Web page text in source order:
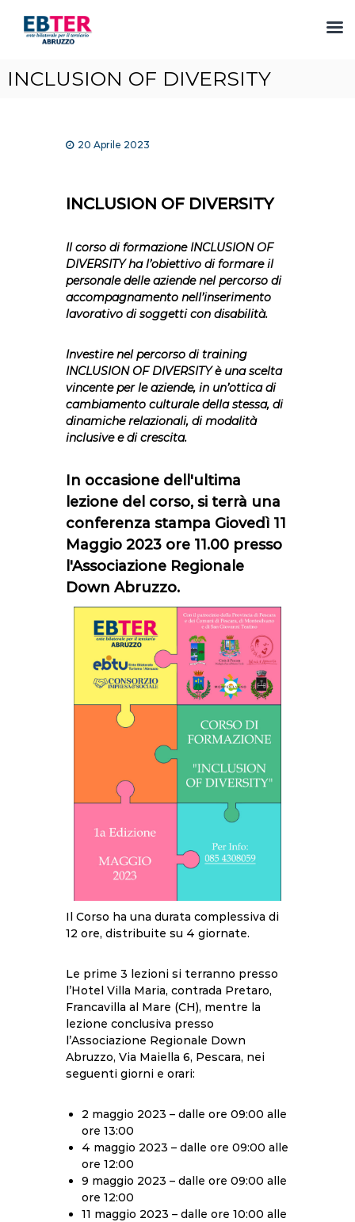
INCLUSION OF DIVERSITY
20 Aprile 2023
INCLUSION OF DIVERSITY
Il corso di formazione INCLUSION OF
DIVERSITYha l’obiettivo di formare il
personale delle aziende nel percorso di
accompagnamento nell’inserimento
lavorativo di soggetti con disabilità.
Investire nel percorso di training
INCLUSION OF DIVERSITY è una scelta
vincente per le aziende, in un’ottica di
cambiamento culturale della stessa, di
dinamiche relazionali, di modalità
inclusive e di crescita.
In occasione dell'ultima
lezione del corso, si terrà una
conferenza stampa Giovedì 11
Maggio 2023 ore 11.00 presso
l'Associazione Regionale
Down Abruzzo.
Il Corso ha una durata complessiva di
12 ore, distribuite su 4 giornate.
Le prime 3 lezioni si terranno presso
l’Hotel Villa Maria, contrada Pretaro,
Francavilla al Mare (CH), mentre la
lezione conclusiva presso
l’Associazione Regionale Down
Abruzzo, Via Maiella 6, Pescara, nei
seguenti giorni e orari:
2 maggio 2023 – dalle ore 09:00 alle
ore 13:00
4 maggio 2023 – dalle ore 09:00 alle
ore 12:00
9 maggio 2023 – dalle ore 09:00 alle
ore 12:00
11 maggio 2023 – dalle ore 10:00 alle